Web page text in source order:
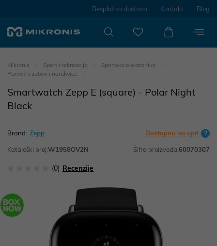
Besplatna dostava Kontakt Blog
Mikronis Sport i rekreacija
Sportska elektronika
Pametni satovi i narukvice
Smartwatch Zepp E (square) - Polar Night
Black
Brand: Zepp Dostupno na upit
Kataloški broj:W1958OV2N Šifra proizvoda:60070307
(0) Recenzije